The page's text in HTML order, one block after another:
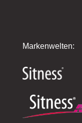
Markenwelten: